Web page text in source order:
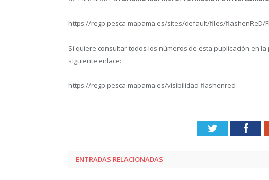
https://regp.pesca.mapama.es/sites/default/files/flashenReD/
Si quiere consultar todos los números de esta publicación en la
siguiente enlace:
https://regp.pesca.mapama.es/visibilidad-flashenred
Twitter
ENTRADAS RELACIONADAS